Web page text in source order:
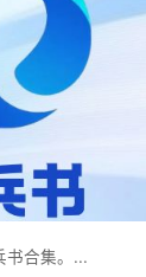
书合集。...